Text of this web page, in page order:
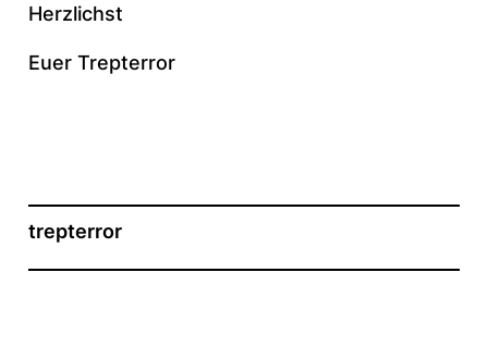
Herzlichst
Euer Trepterror
trepterror